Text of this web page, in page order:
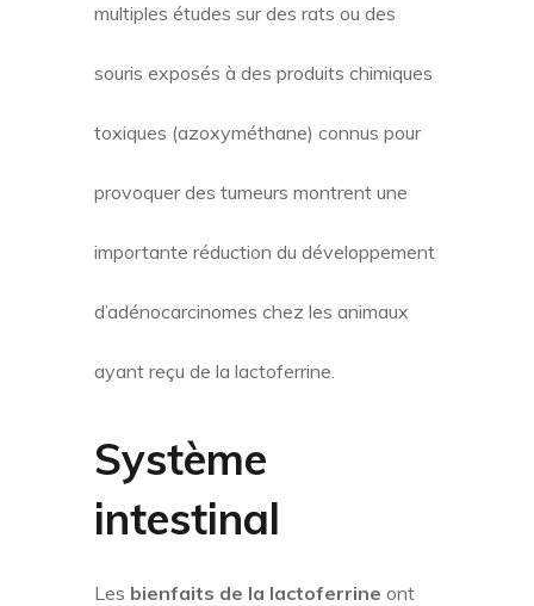
multiples études sur des rats ou des
souris exposés à des produits chimiques
toxiques (azoxyméthane) connus pour
provoquer des tumeurs montrent une
importante réduction du développement
d’adénocarcinomes chez les animaux
ayant reçu de la lactoferrine.
Système
intestinal
Les bienfaits de la lactoferrine ont